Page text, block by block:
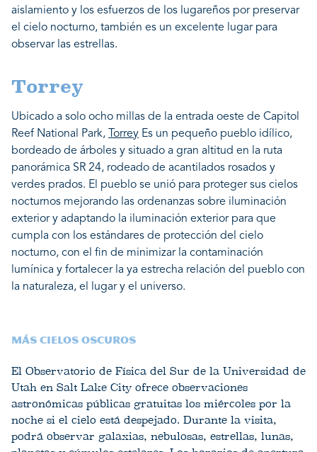
aislamiento y los esfuerzos de los lugareños por preservar
el cielo nocturno, también es un excelente lugar para
observar las estrellas.
Torrey
Ubicado a solo ocho millas de la entrada oeste de Capitol
Reef National Park,
Torrey Es un pequeño pueblo idílico,
bordeado de árboles y situado a gran altitud en la ruta
panorámica SR 24, rodeado de acantilados rosados ​​y
verdes prados. El pueblo se unió para proteger sus cielos
nocturnos mejorando las ordenanzas sobre iluminación
exterior y adaptando la iluminación exterior para que
cumpla con los estándares de protección del cielo
nocturno, con el fin de minimizar la contaminación
lumínica y fortalecer la ya estrecha relación del pueblo con
la naturaleza, el lugar y el universo.
MÁS CIELOS OSCUROS
El Observatorio de Física del Sur de la Universidad de
Utah en Salt Lake City ofrece observaciones
astronómicas públicas gratuitas los miércoles por la
noche si el cielo está despejado. Durante la visita,
podrá observar galaxias, nebulosas, estrellas, lunas,